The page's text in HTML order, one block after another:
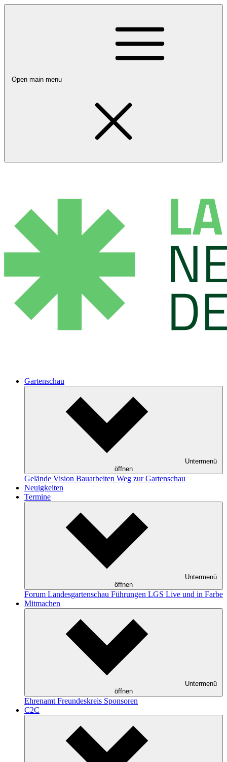
Open main menu
Gartenschau
Untermenü
öffnen
Gelände Vision Bauarbeiten Weg zur Gartenschau
Neuigkeiten
Termine
Untermenü
öffnen
Forum Landesgartenschau Führungen LGS Live und in Farbe
Mitmachen
Untermenü
öffnen
Ehrenamt Freundeskreis Sponsoren
C2C